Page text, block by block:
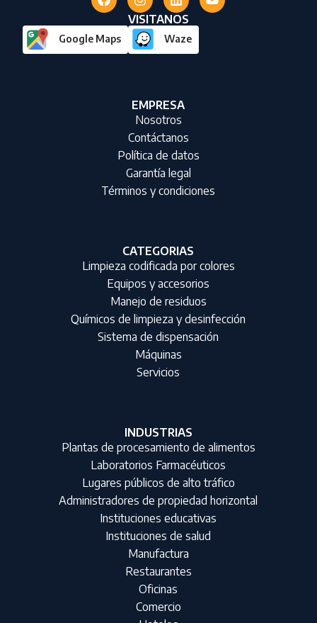
VISITANOS
Google Maps Waze
EMPRESA
Nosotros
Contáctanos
Política de datos
Garantía legal
Términos y condiciones
CATEGORIAS
Limpieza codificada por colores
Equipos y accesorios
Manejo de residuos
Químicos de limpieza y desinfección
Sistema de dispensación
Máquinas
Servicios
INDUSTRIAS
Plantas de procesamiento de alimentos
Laboratorios Farmacéuticos
Lugares públicos de alto tráfico
Administradores de propiedad horizontal
Instituciones educativas
Instituciones de salud
Manufactura
Restaurantes
Oficinas
Comercio